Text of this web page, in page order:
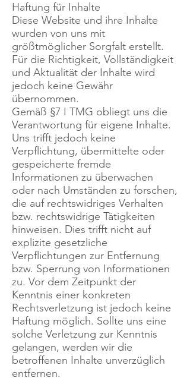
Haftung für Inhalte
Diese Website und ihre Inhalte
wurden von uns mit
größtmöglicher Sorgfalt erstellt.
Für die Richtigkeit, Vollständigkeit
und Aktualität der Inhalte wird
jedoch keine Gewähr
übernommen.
Gemäß §7 I TMG obliegt uns die
Verantwortung für eigene Inhalte.
Uns trifft jedoch keine
Verpflichtung, übermittelte oder
gespeicherte fremde
Informationen zu überwachen
oder nach Umständen zu forschen,
die auf rechtswidriges Verhalten
bzw. rechtswidrige Tätigkeiten
hinweisen. Dies trifft nicht auf
explizite gesetzliche
Verpflichtungen zur Entfernung
bzw. Sperrung von Informationen
zu. Vor dem Zeitpunkt der
Kenntnis einer konkreten
Rechtsverletzung ist jedoch keine
Haftung möglich. Sollte uns eine
solche Verletzung zur Kenntnis
gelangen, werden wir die
betroffenen Inhalte unverzüglich
entfernen.